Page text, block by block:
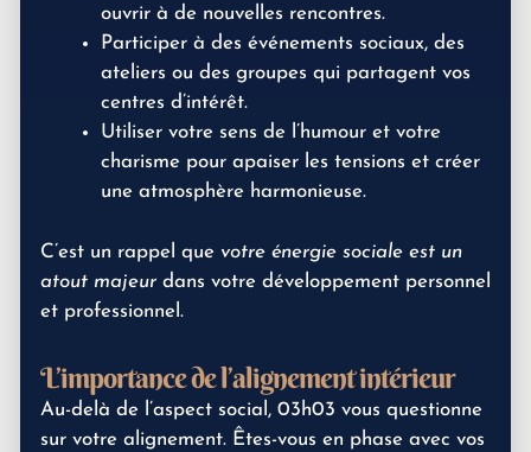
ouvrir à de nouvelles rencontres.
Participer à des événements sociaux, des
ateliers ou des groupes qui partagent vos
centres d’intérêt.
Utiliser votre sens de l’humour et votre
charisme pour apaiser les tensions et créer
une atmosphère harmonieuse.
C’est un rappel que votre énergie sociale est un
atout majeur dans votre développement personnel
et professionnel.
L’importance de l’alignement intérieur
Au-delà de l’aspect social, 03h03 vous questionne
sur votre alignement. Êtes-vous en phase avec vos